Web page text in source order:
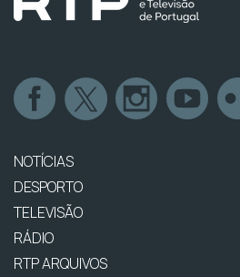
NOTÍCIAS
DESPORTO
TELEVISÃO
RÁDIO
RTP ARQUIVOS